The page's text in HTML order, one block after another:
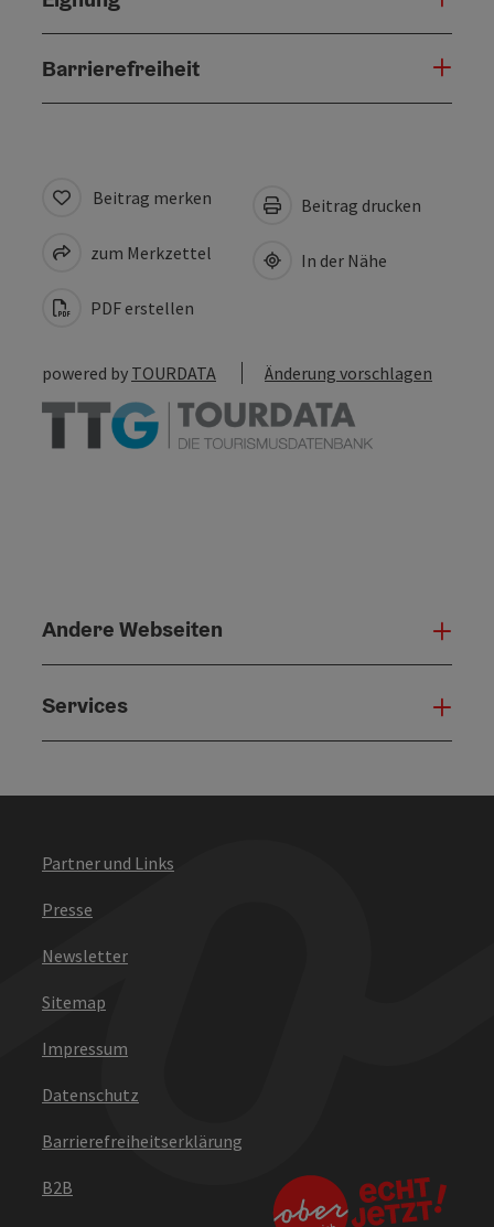
Barrierefreiheit
Beitrag merken
zum Merkzettel
PDF erstellen
Beitrag drucken
In der Nähe
powered by TOURDATA Änderung vorschlagen
Andere Webseiten
Services
Partner und Links
Presse
Newsletter
Sitemap
Impressum
Datenschutz
Barrierefreiheitserklärung
B2B